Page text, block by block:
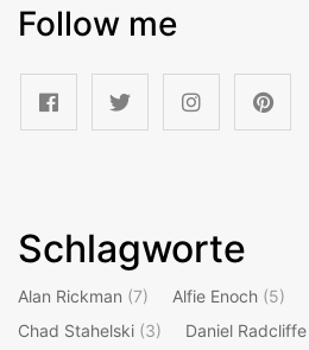
Follow me
Schlagworte
Alan Rickman (7) Alfie Enoch (5)
Chad Stahelski (3) Daniel Radcliffe